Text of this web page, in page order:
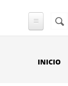
DE
INICIO